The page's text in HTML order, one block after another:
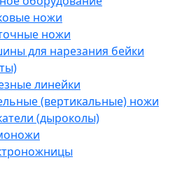
ножи
ножи
для нарезания бейки
линейки
(вертикальные) ножи
(дыроколы)